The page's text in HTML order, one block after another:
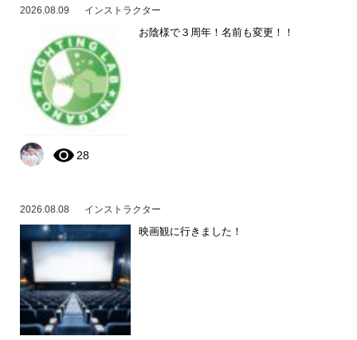
2026.08.09 インストラクター
お陰様で３周年！名前も変更！！
28
2026.08.08 インストラクター
映画観に行きました！